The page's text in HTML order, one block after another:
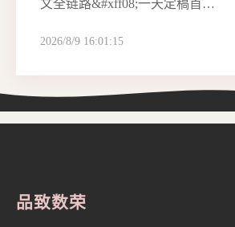
文全链路&#xff08;一天定稿首…
2026/8/9 16:01:15
品致数荣